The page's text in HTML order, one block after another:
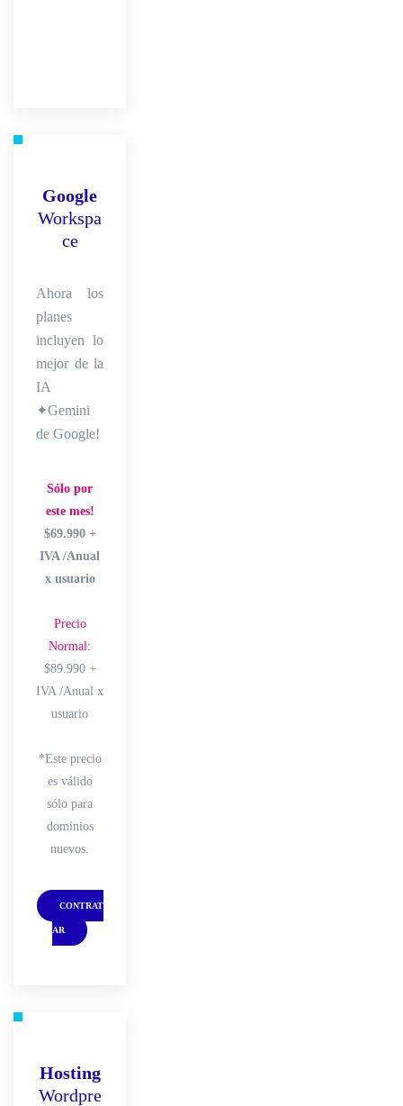
Google
Workspa
ce
Ahora los
planes
incluyen lo
mejor de la
IA
✦Gemini
de Google!
Sólo por
este mes!
$69.990 +
IVA /Anual
x usuario
Precio
Normal:
$89.990 +
IVA /Anual x
usuario
*Este precio
es válido
sólo para
dominios
nuevos.
CONTRAT
AR
Hosting
Wordpre